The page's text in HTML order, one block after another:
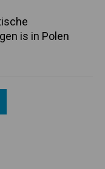
is in Polen